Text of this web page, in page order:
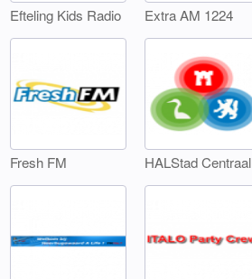
Efteling Kids Radio Extra AM 1224
Fresh FM HALStad Centraal